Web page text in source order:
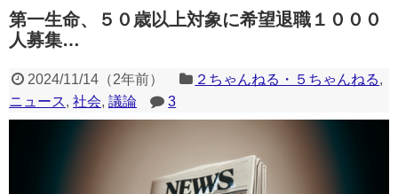
一部のコンテンツが表示されなくなったり、サイト全体のレイアウトが崩れ
たりする場合があります。
第一生命、５０歳以上対象に希望退職１０００
人募集…
2024/11/14（2年前） ２ちゃんねる・５ちゃんねる,
ニュース, 社会, 議論 3